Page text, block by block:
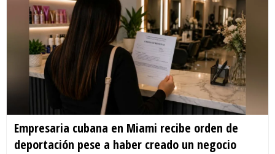
Empresaria cubana en Miami recibe orden de
deportación pese a haber creado un negocio